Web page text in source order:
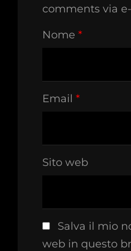
comments via
Nome *
Email *
Sito web
Salva il mio
web in questo